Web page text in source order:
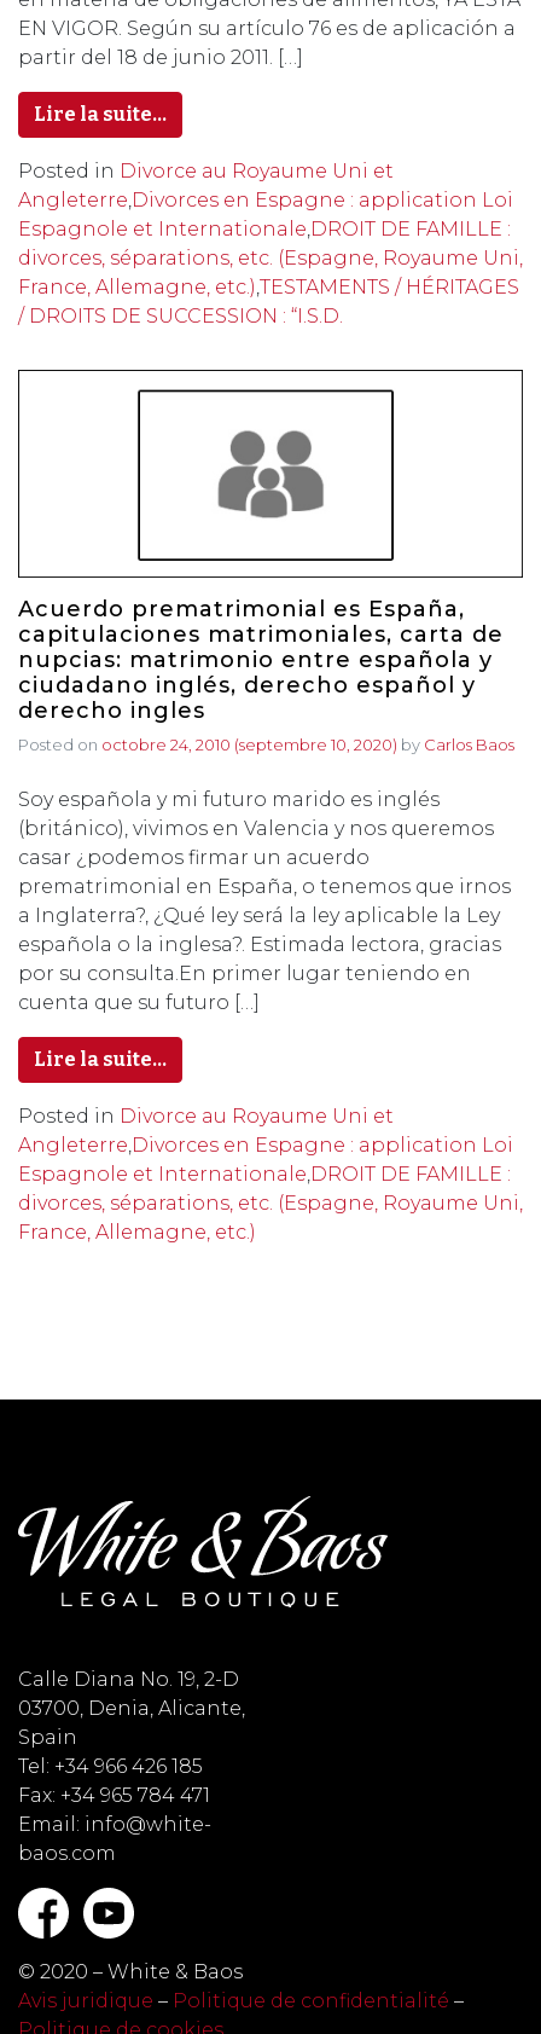
EN VIGOR. Según su artículo 76 es de aplicación a
partir del 18 de junio 2011. […]
Lire la suite…
Posted in Divorce au Royaume Uni et
Angleterre,Divorces en Espagne : application Loi
Espagnole et Internationale,DROIT DE FAMILLE :
divorces, séparations, etc. (Espagne, Royaume Uni,
France, Allemagne, etc.),TESTAMENTS / HÉRITAGES
/ DROITS DE SUCCESSION : “I.S.D.
Acuerdo prematrimonial es España,
capitulaciones matrimoniales, carta de
nupcias: matrimonio entre española y
ciudadano inglés, derecho español y
derecho ingles
Posted on octobre 24, 2010 (septembre 10, 2020) by Carlos Baos
Soy española y mi futuro marido es inglés
(británico), vivimos en Valencia y nos queremos
casar ¿podemos firmar un acuerdo
prematrimonial en España, o tenemos que irnos
a Inglaterra?, ¿Qué ley será la ley aplicable la Ley
española o la inglesa?. Estimada lectora, gracias
por su consulta.En primer lugar teniendo en
cuenta que su futuro […]
Lire la suite…
Posted in Divorce au Royaume Uni et
Angleterre Divorces en Espagne : application Loi
Espagnole et Internationale DROIT DE FAMILLE :
divorces, séparations, etc. (Espagne, Royaume Uni,
France, Allemagne, etc.)
Calle Diana No. 19, 2-D
03700, Denia, Alicante,
Spain
Tel: +34 966 426 185
Fax: +34 965 784 471
Email: info@white-
baos.com
© 2020 – White & Baos
Avis juridique – Politique de confidentialité –